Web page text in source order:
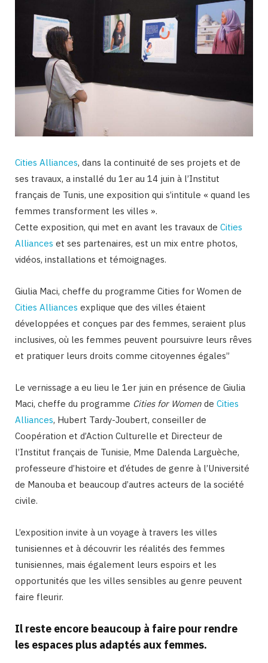
Cities Alliances, dans la continuité de ses projets et de
ses travaux, a installé du 1er au 14 juin à l’Institut
français de Tunis, une exposition qui s’intitule « quand les
femmes transforment les villes ».
Cette exposition, qui met en avant les travaux de Cities
Alliances et ses partenaires, est un mix entre photos,
vidéos, installations et témoignages.
Giulia Maci, cheffe du programme Cities for Women de
Cities Alliances explique que des villes étaient
développées et conçues par des femmes, seraient plus
inclusives, où les femmes peuvent poursuivre leurs rêves
et pratiquer leurs droits comme citoyennes égales”
Le vernissage a eu lieu le 1er juin en présence de Giulia
Maci, cheffe du programme Cities for Women de Cities
Alliances, Hubert Tardy-Joubert, conseiller de
Coopération et d’Action Culturelle et Directeur de
l’Institut français de Tunisie, Mme Dalenda Larguèche,
professeure d’histoire et d’études de genre à l’Université
de Manouba et beaucoup d’autres acteurs de la société
civile.
L’exposition invite à un voyage à travers les villes
tunisiennes et à découvrir les réalités des femmes
tunisiennes, mais également leurs espoirs et les
opportunités que les villes sensibles au genre peuvent
faire fleurir.
Il reste encore beaucoup à faire pour rendre
les espaces plus adaptés aux femmes.